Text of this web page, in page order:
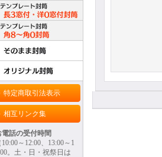
特定商取引法表示
相互リンク集
電話の受付時間
10:00～12:00、13:00～1
。土・日・祝祭日は